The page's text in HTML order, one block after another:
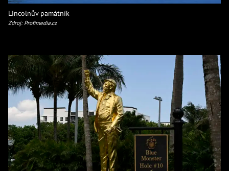
Lincolnův památník
Zdroj: Profimedia.cz